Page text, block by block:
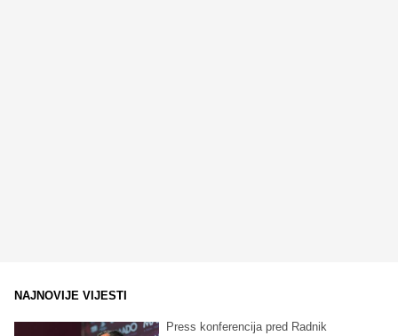
NAJNOVIJE VIJESTI
Press konferencija pred Radnik